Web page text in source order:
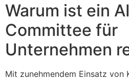
Warum ist ein
Committee für
Unternehmen
Mit zunehmendem Einsatz von